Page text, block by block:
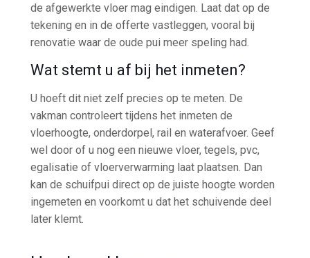
de afgewerkte vloer mag eindigen. Laat dat op de
tekening en in de offerte vastleggen, vooral bij
renovatie waar de oude pui meer speling had.
Wat stemt u af bij het inmeten?
U hoeft dit niet zelf precies op te meten. De
vakman controleert tijdens het inmeten de
vloerhoogte, onderdorpel, rail en waterafvoer. Geef
wel door of u nog een nieuwe vloer, tegels, pvc,
egalisatie of vloerverwarming laat plaatsen. Dan
kan de schuifpui direct op de juiste hoogte worden
ingemeten en voorkomt u dat het schuivende deel
later klemt.